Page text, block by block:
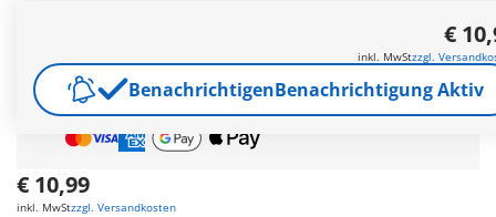
Geschenkab35€Bestellwert
Sichere &
Flexible Zahlung Schnelle Lieferung
€ 10,99
inkl. MwStzzgl. Versandkosten
€
inkl. MwStzzgl.
BenachrichtigenBenachrichtigung Aktiv